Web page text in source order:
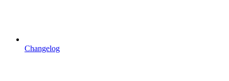
Changelog